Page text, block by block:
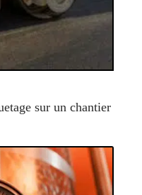
sur un chantier